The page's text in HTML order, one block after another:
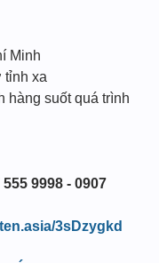
Minh
tỉnh xa
hàng suốt quá trình
9998 - 0907
3sDzygkd